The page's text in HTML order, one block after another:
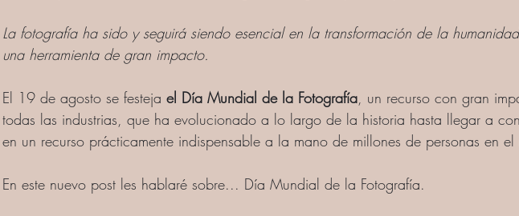
La fotografía ha sido y seguirá siendo esencial en la transformación de la
una herramienta de gran impacto.
El 19 de agosto se festeja el Día Mundial de la Fotografía, un recurso con gran
todas las industrias, que ha evolucionado a lo largo de la historia hasta llegar a
en un recurso prácticamente indispensable a la mano de millones de personas en
En este nuevo post les hablaré sobre... Día Mundial de la Fotografía.